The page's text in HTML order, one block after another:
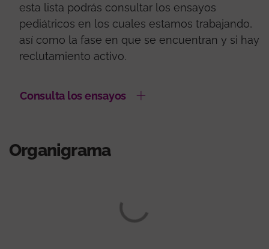
esta lista podrás consultar los ensayos
pediátricos en los cuales estamos trabajando,
así como la fase en que se encuentran y si hay
reclutamiento activo.
Consulta los ensayos
Organigrama